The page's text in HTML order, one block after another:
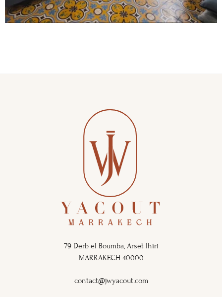
79 Derb el Boumba, Arset Ihiri
MARRAKECH 40000
contact@jwyacout.com